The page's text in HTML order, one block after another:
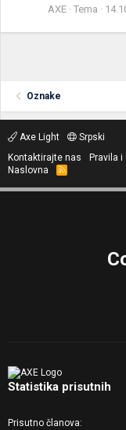
AXE Tema
Oznake
Axe Light
Srpski
Kontaktirajte nas
Pravila
Naslovna
R
S
Statistika prisutnih
Prisutno članova